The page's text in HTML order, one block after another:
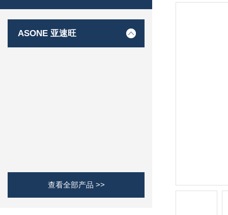
ASONE 亚速旺
查看全部产品 >>